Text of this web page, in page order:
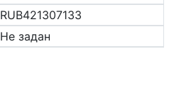
RUB421307133
Не задан